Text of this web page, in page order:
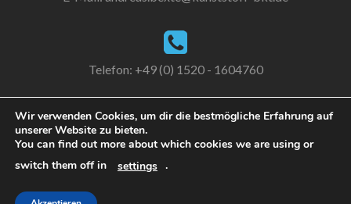
Telefon: +49 (0) 1520 - 1604760
Go
Zerif Lite
Wir verwenden Cookies, um dir die bestmögliche Erfahrung auf
unserer Website zu bieten.
You can find out more about which cookies we are using or
switch them off in
settings .